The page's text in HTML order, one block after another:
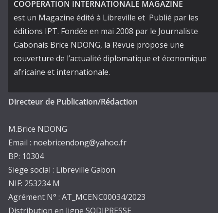
COOPERATION INTERNATIONALE MAGAZINE
est un Magazine édité à Libreville et Publié par les
éditions IPT. Fondée en mai 2008 par le Journaliste
Gabonais Brice NDONG, la Revue propose une
couverture de l’actualité diplomatique et économique
africaine et internationale.
Directeur de Publication/Rédaction
M.Brice NDONG
Email : noebricendong@yahoo.fr
BP: 10304
Siege social : Libreville Gabon
NIF: 253234 M
Agrément N° : AT_MCENC00034/2023
Distribution en ligne SODIPRESSE